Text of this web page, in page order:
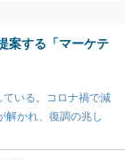
案する「マーケテ
いる。コロナ禍で減
解かれ、復調の兆し